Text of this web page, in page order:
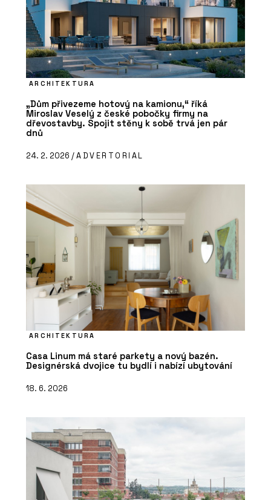
ARCHITEKTURA
„Dům přivezeme hotový na kamionu,“ říká
Miroslav Veselý z české pobočky firmy na
dřevostavby. Spojit stěny k sobě trvá jen pár
dnů
24. 2. 2026 /ADVERTORIAL
ARCHITEKTURA
Casa Linum má staré parkety a nový bazén.
Designérská dvojice tu bydlí i nabízí ubytování
18. 6. 2026